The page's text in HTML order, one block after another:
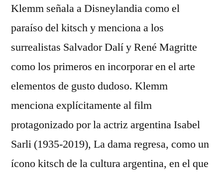
Klemm señala a Disneylandia como el
paraíso del kitsch y menciona a los
surrealistas Salvador Dalí y René Magritte
como los primeros en incorporar en el arte
elementos de gusto dudoso. Klemm
menciona explícitamente al film
protagonizado por la actriz argentina Isabel
Sarli (1935-2019), La dama regresa, como un
ícono kitsch de la cultura argentina, en el que